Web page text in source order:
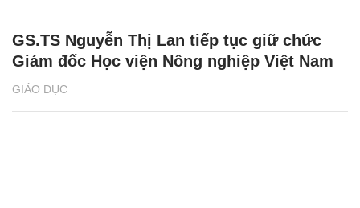
GIÁO DỤC
GS.TS Nguyễn Thị Lan tiếp tục giữ chức
Giám đốc Học viện Nông nghiệp Việt Nam